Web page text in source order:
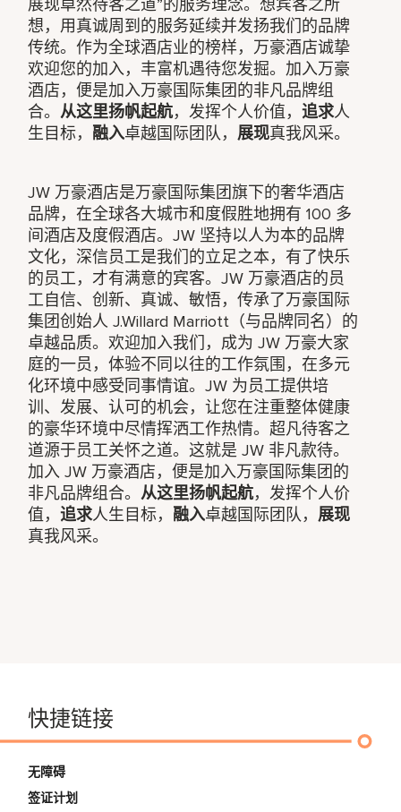
展现卓然待客之道”的服务理念。想宾客之所
想，用真诚周到的服务延续并发扬我们的品牌
传统。作为全球酒店业的榜样，万豪酒店诚挚
欢迎您的加入，丰富机遇待您发掘。加入万豪
酒店，便是加入万豪国际集团的非凡品牌组
合。从这里扬帆起航，发挥个人价值，追求人
生目标， 融入卓越国际团队， 展现真我风采。
JW 万豪酒店是万豪国际集团旗下的奢华酒店
品牌，在全球各大城市和度假胜地拥有 100 多
间酒店及度假酒店。JW 坚持以人为本的品牌
文化，深信员工是我们的立足之本，有了快乐
的员工，才有满意的宾客。JW 万豪酒店的员
工自信、创新、真诚、敏悟，传承了万豪国际
集团创始人 J.Willard Marriott（与品牌同名）的
卓越品质。欢迎加入我们，成为 JW 万豪大家
庭的一员，体验不同以往的工作氛围，在多元
化环境中感受同事情谊。JW 为员工提供培
训、发展、认可的机会，让您在注重整体健康
的豪华环境中尽情挥洒工作热情。超凡待客之
道源于员工关怀之道。这就是 JW 非凡款待。
加入 JW 万豪酒店，便是加入万豪国际集团的
非凡品牌组合。从这里扬帆起航，发挥个人价
值，追求人生目标， 融入卓越国际团队， 展现
真我风采。
快捷链接
无障碍
签证计划